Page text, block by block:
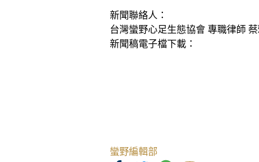
新聞聯絡人：
台灣蠻野心足生態協會 專職律師
新聞稿電子檔下載：
蠻野編輯部